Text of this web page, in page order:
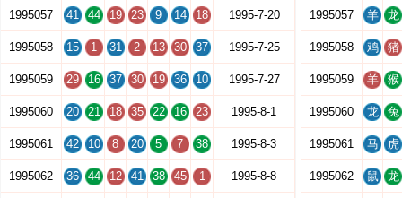
1995057 41 44 19 23 9 14 18 1995-7-20
1995058 15 1 31 2 13 30 37 1995-7-25
1995059 29 16 37 30 19 36 10 1995-7-27
1995060 20 21 18 35 22 16 23 1995-8-1
1995061 42 10 8 20 5 7 38 1995-8-3
1995062 36 44 12 41 38 45 1 1995-8-8
1995057 羊 龙
1995058 鸡 猪
1995059 羊 猴
1995060 龙 兔
1995061 马 虎
1995062 鼠 龙